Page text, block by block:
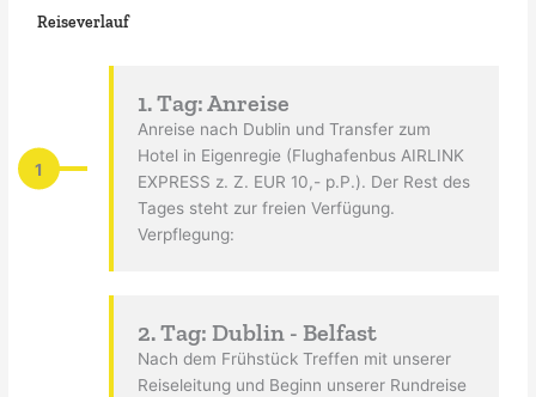
Reiseverlauf
1
1. Tag: Anreise
Anreise nach Dublin und Transfer zum
Hotel in Eigenregie (Flughafenbus AIRLINK
EXPRESS z. Z. EUR 10,- p.P.). Der Rest des
Tages steht zur freien Verfügung.
Verpflegung:
2. Tag: Dublin - Belfast
Nach dem Frühstück Treffen mit unserer
Reiseleitung und Beginn unserer Rundreise